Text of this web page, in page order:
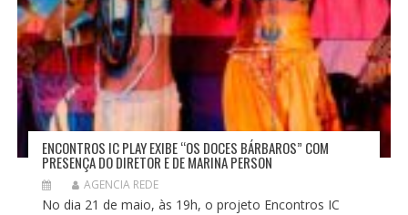
ENCONTROS IC PLAY EXIBE “OS DOCES BÁRBAROS” COM
PRESENÇA DO DIRETOR E DE MARINA PERSON
AGENCIA REDE
No dia 21 de maio, às 19h, o projeto Encontros IC